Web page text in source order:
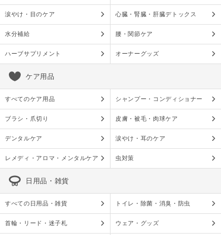
涙やけ・目のケア 心臓・腎臓・肝臓デトックス
水分補給 腰・関節ケア
ハーブサプリメント オーナーグッズ
ケア用品
すべてのケア用品 シャンプー・コンディショナー
ブラシ・爪切り 皮膚・被毛・肉球ケア
デンタルケア 涙やけ・耳のケア
レメディ・アロマ・メンタルケア 虫対策
日用品・雑貨
すべての日用品・雑貨 トイレ・除菌・消臭・防虫
首輪・リード・迷子札 ウェア・グッズ